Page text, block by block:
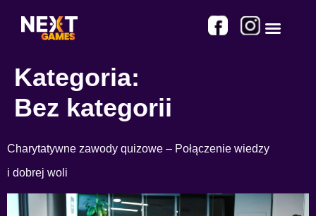
Kategoria:
Bez kategorii
Charytatywne zawody quizowe – Połączenie wiedzy
i dobrej woli